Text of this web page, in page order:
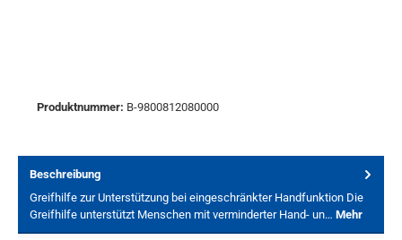
Produktnummer: B-9800812080000
Beschreibung
Greifhilfe zur Unterstützung bei eingeschränkter Handfunktion Die
Greifhilfe unterstützt Menschen mit verminderter Hand- un… Mehr